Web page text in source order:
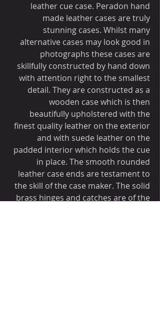
leather cue case. Peradon hand
made leather cases are truly
stunning cases. Whilst many
alternative cases may look good in
photographs these cases are
skillfully constructed by hand down
with attention right to the smallest
detail. They are constructed as a
wooden case which is then
beautifully upholstered with the
finest quality leather on the exterior
and with suede leather on the
padded interior which holds the cue
in place. The smooth rounded
leather case ends are testament to
the skill of the case maker. The solid
brass hinges and catches are of the